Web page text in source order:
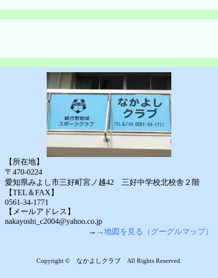
【所在地】
〒470-0224
愛知県みよし市三好町宮ノ越42 三好中学校北校舎２階
【TEL＆FAX】
0561-34-1771
【メールアドレス】
nakayoshi_c2004@yahoo.co.jp
→ →地図を見る（グーグルマップ）
Copyright © なかよしクラブ All Rights Reserved.